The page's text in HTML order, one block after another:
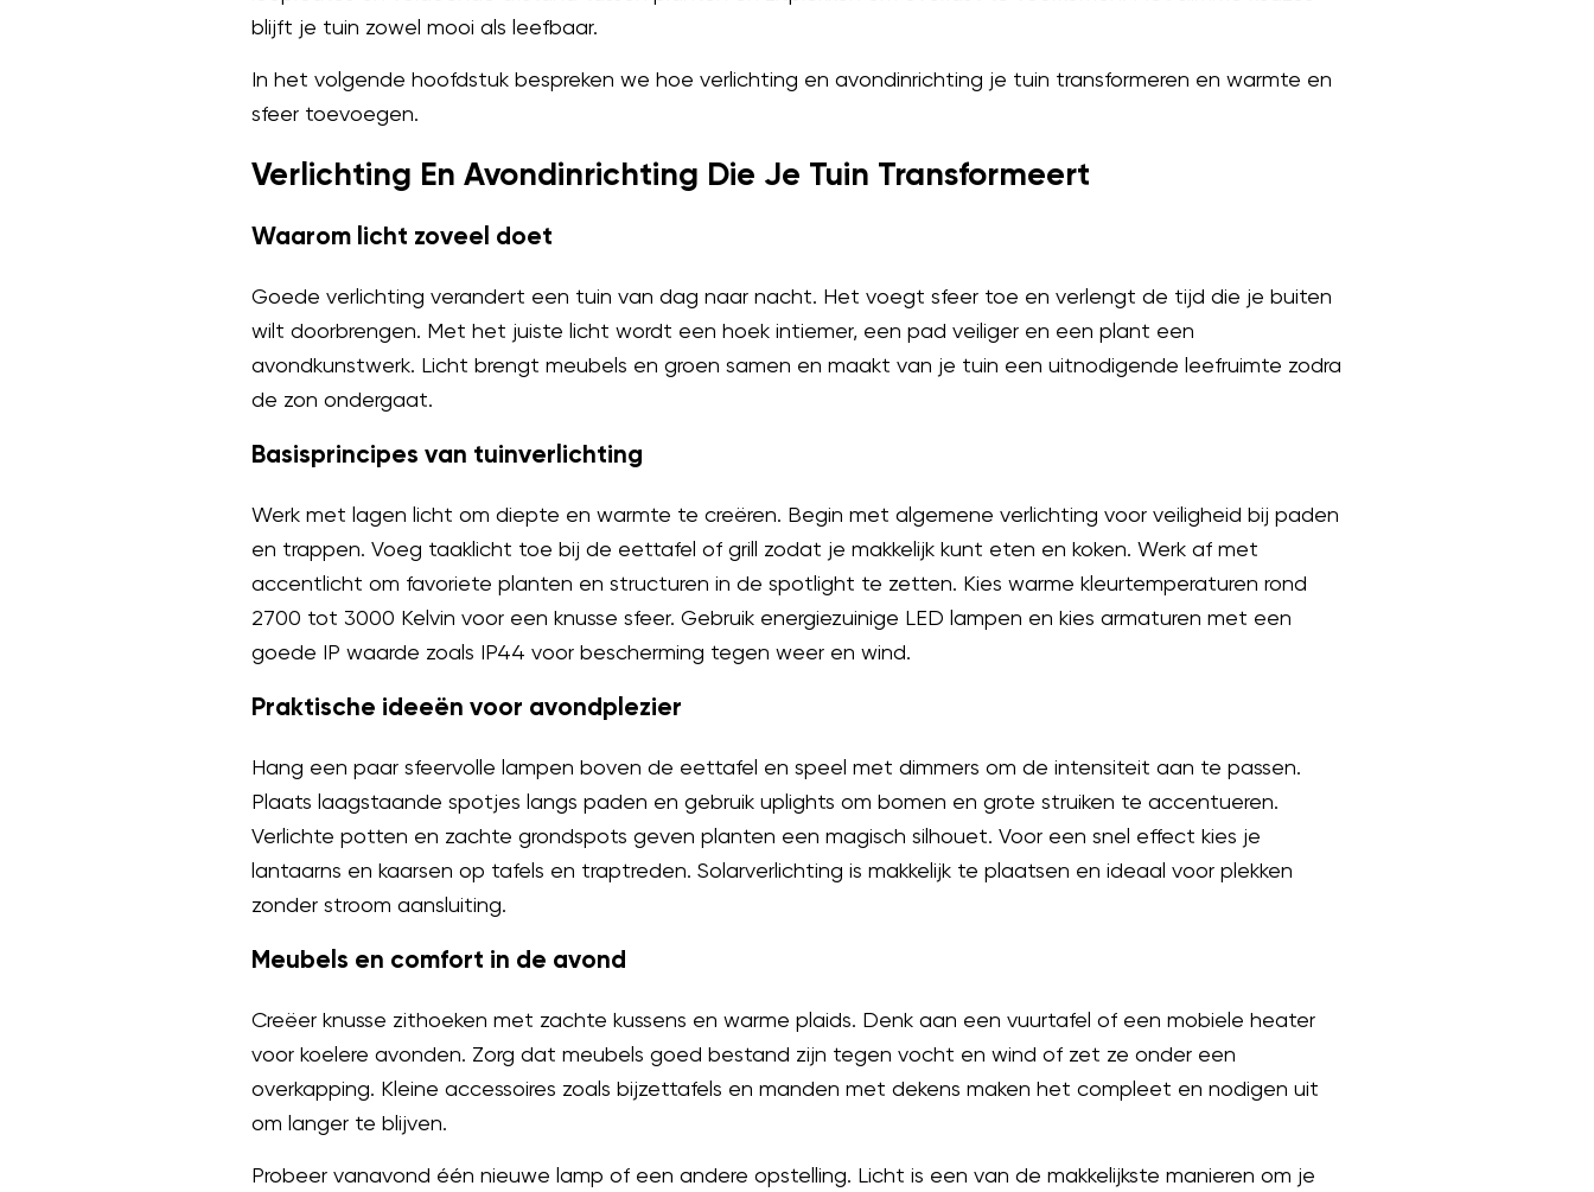
blijft je tuin zowel mooi als leefbaar.
In het volgende hoofdstuk bespreken we hoe verlichting en avondinrichting je tuin transformeren en warmte en
sfeer toevoegen.
Verlichting En Avondinrichting Die Je Tuin Transformeert
Waarom licht zoveel doet
Goede verlichting verandert een tuin van dag naar nacht. Het voegt sfeer toe en verlengt de tijd die je buiten
wilt doorbrengen. Met het juiste licht wordt een hoek intiemer, een pad veiliger en een plant een
avondkunstwerk. Licht brengt meubels en groen samen en maakt van je tuin een uitnodigende leefruimte zodra
de zon ondergaat.
Basisprincipes van tuinverlichting
Werk met lagen licht om diepte en warmte te creëren. Begin met algemene verlichting voor veiligheid bij paden
en trappen. Voeg taaklicht toe bij de eettafel of grill zodat je makkelijk kunt eten en koken. Werk af met
accentlicht om favoriete planten en structuren in de spotlight te zetten. Kies warme kleurtemperaturen rond
2700 tot 3000 Kelvin voor een knusse sfeer. Gebruik energiezuinige LED lampen en kies armaturen met een
goede IP waarde zoals IP44 voor bescherming tegen weer en wind.
Praktische ideeën voor avondplezier
Hang een paar sfeervolle lampen boven de eettafel en speel met dimmers om de intensiteit aan te passen.
Plaats laagstaande spotjes langs paden en gebruik uplights om bomen en grote struiken te accentueren.
Verlichte potten en zachte grondspots geven planten een magisch silhouet. Voor een snel effect kies je
lantaarns en kaarsen op tafels en traptreden. Solarverlichting is makkelijk te plaatsen en ideaal voor plekken
zonder stroom aansluiting.
Meubels en comfort in de avond
Creëer knusse zithoeken met zachte kussens en warme plaids. Denk aan een vuurtafel of een mobiele heater
voor koelere avonden. Zorg dat meubels goed bestand zijn tegen vocht en wind of zet ze onder een
overkapping. Kleine accessoires zoals bijzettafels en manden met dekens maken het compleet en nodigen uit
om langer te blijven.
Probeer vanavond één nieuwe lamp of een andere opstelling. Licht is een van de makkelijkste manieren om je